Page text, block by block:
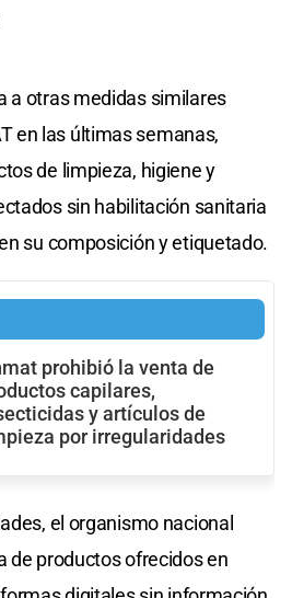
a otras medidas similares
en las últimas semanas,
de limpieza, higiene y
sin habilitación sanitaria
su composición y etiquetado.
prohibió la venta de
capilares,
y artículos de
por irregularidades
el organismo nacional
de productos ofrecidos en